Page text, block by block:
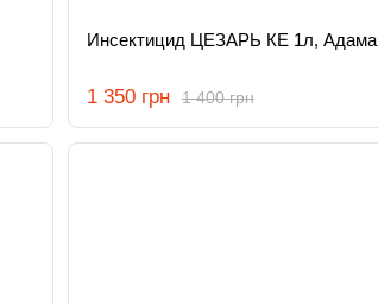
Инсектицид ЦЕЗАРЬ КЕ 1л, Адама
1 400 грн
1 350 грн